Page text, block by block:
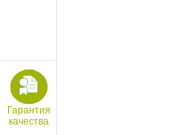
Гарантия
качества